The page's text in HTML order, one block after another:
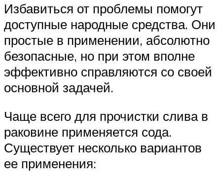
Избавиться от проблемы помогут
доступные народные средства. Они
простые в применении, абсолютно
безопасные, но при этом вполне
эффективно справляются со своей
основной задачей.
Чаще всего для прочистки слива в
раковине применяется сода.
Существует несколько вариантов
ее применения: